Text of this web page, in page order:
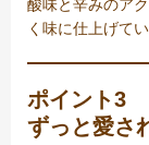
酸味と辛みのア
く味に仕上げて
ポイント3
ずっと愛さ